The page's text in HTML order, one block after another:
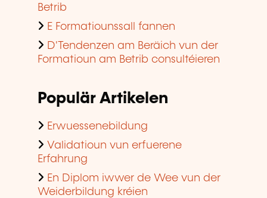
Betrib
E Formatiounssall fannen
D'Tendenzen am Beräich vun der
Formatioun am Betrib consultéieren
Populär Artikelen
Erwuessenebildung
Validatioun vun erfuerene
Erfahrung
En Diplom iwwer de Wee vun der
Weiderbildung kréien